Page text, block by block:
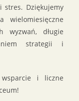
stres. Dziękujemy
wielomiesięczne
wyzwań, długie
strategii i
i liczne